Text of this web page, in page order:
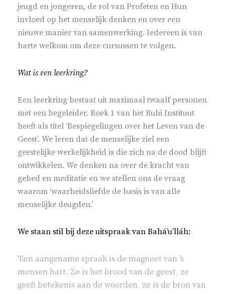
jeugd en jongeren, de rol van Profeten en Hun
invloed op het menselijk denken en over een
nieuwe manier van samenwerking. Iedereen is van
harte welkom om deze cursussen te volgen.
Wat is een leerkring?
Een leerkring bestaat uit maximaal twaalf personen
met een begeleider. Boek 1 van het Ruhi Instituut
heeft als titel ‘Bespiegelingen over het Leven van de
Geest’. We leren dat de menselijke ziel een
geestelijke werkelijkheid is die zich na de dood blijft
ontwikkelen. We denken na over de kracht van
gebed en meditatie en we stellen ons de vraag
waarom ‘waarheidsliefde de basis is van alle
menselijke deugden.’
We staan stil bij deze uitspraak van Bahá’u’lláh:
‘Een aangename spraak is de magneet van ’s
mensen hart. Ze is het brood van de geest, ze
geeft betekenis aan de woorden, ze is de bron van